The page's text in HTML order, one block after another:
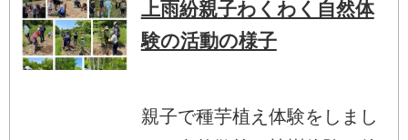
上雨紛親子わくわく自然体
験の活動の様子
親子で種芋植え体験をしまし